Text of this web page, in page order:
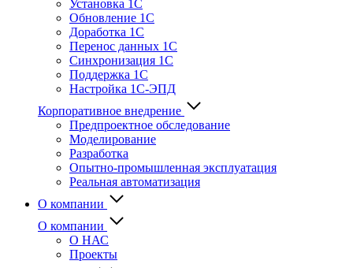
Установка 1С
Обновление 1С
Доработка 1С
Перенос данных 1С
Синхронизация 1С
Поддержка 1С
Настройка 1С-ЭПД
Корпоративное внедрение
Предпроектное обследование
Моделирование
Разработка
Опытно-промышленная эксплуатация
Реальная автоматизация
О компании
О компании
О НАС
Проекты